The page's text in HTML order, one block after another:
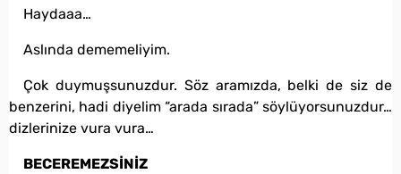
Haydaaa…
Aslında dememeliyim.
Çok duymuşsunuzdur. Söz aramızda, belki de siz de
benzerini, hadi diyelim “arada sırada” söylüyorsunuzdur…
dizlerinize vura vura…
BECEREMEZSİNİZ